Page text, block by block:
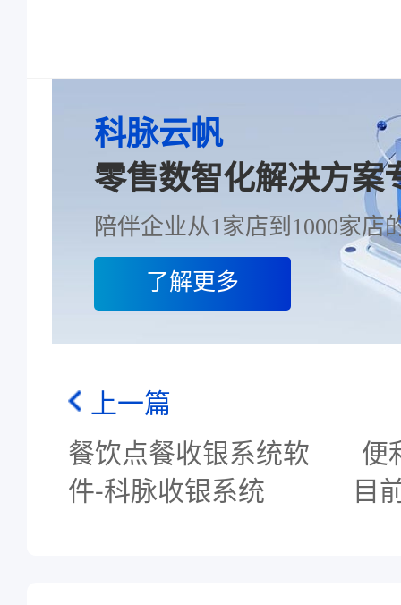
科脉云帆
零售数智化解决方案
陪伴企业从1家店到1000家店
了解更多
上一篇
餐饮点餐收银系统软
件-科脉收银系统
便
目